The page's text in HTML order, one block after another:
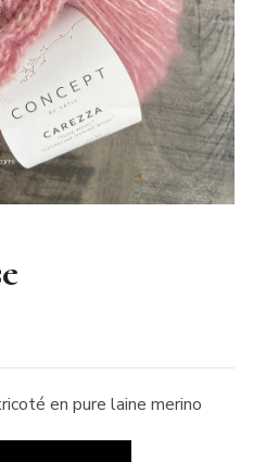
en pure laine merino